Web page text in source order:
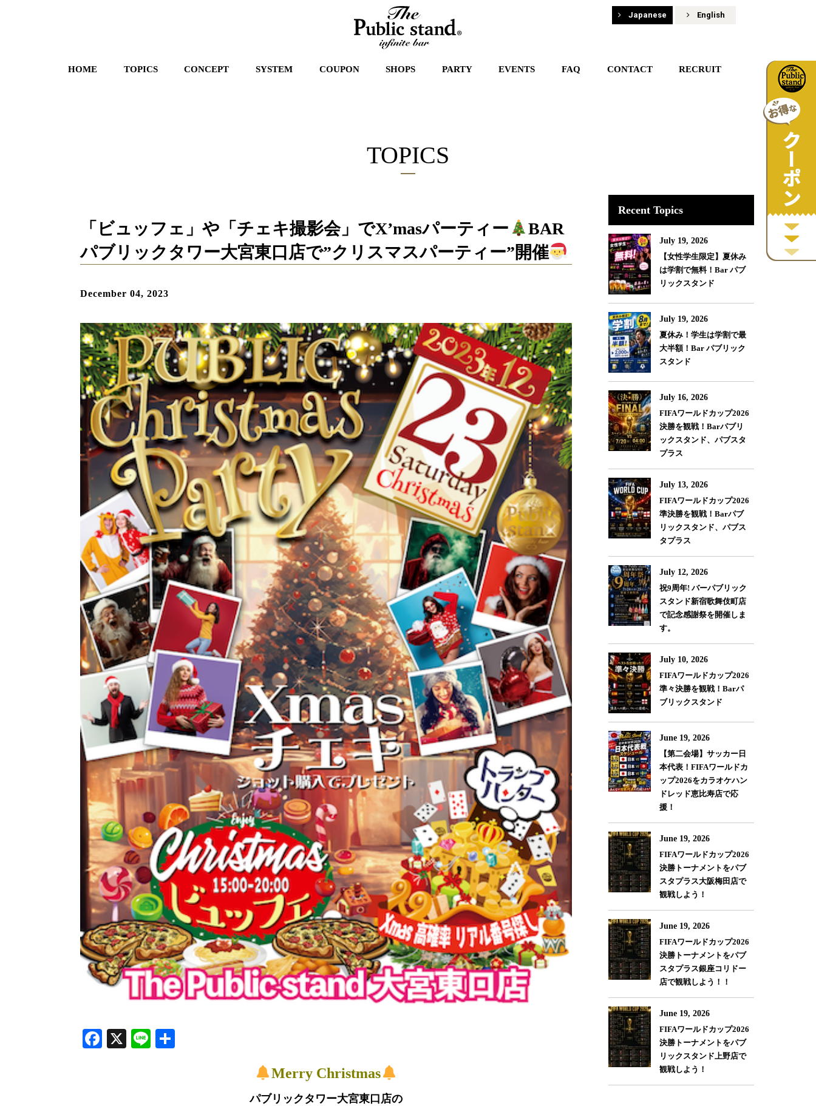
Japanese English
HOME TOPICS CONCEPT SYSTEM COUPON SHOPS PARTY EVENTS FAQ CONTACT RECRUIT
TOPICS
「ビュッフェ」や「チェキ撮影会」でX’masパーティー
BAR
パブリックタワー大宮東口店で”クリスマスパーティー”開催
December 04, 2023
Facebook
X Line
Merry Christmas
パブリックタワー大宮東口店の
Recent Topics
July 19, 2026
【女性学生限定】夏休み
は学割で無料！Bar パブ
リックスタンド
July 19, 2026
夏休み！学生は学割で最
大半額！Bar パブリック
スタンド
July 16, 2026
FIFAワールドカップ2026
決勝を観戦！Barパブリ
ックスタンド、パブスタ
プラス
July 13, 2026
FIFAワールドカップ2026
準決勝を観戦！Barパブ
リックスタンド、パブス
タプラス
July 12, 2026
祝9周年! バーパブリック
スタンド新宿歌舞伎町店
で記念感謝祭を開催しま
す。
July 10, 2026
FIFAワールドカップ2026
準々決勝を観戦！Barパ
ブリックスタンド
June 19, 2026
【第二会場】サッカー日
本代表！FIFAワールドカ
ップ2026をカラオケハン
ドレッド恵比寿店で応
援！
June 19, 2026
FIFAワールドカップ2026
決勝トーナメントをパブ
スタプラス大阪梅田店で
観戦しよう！
June 19, 2026
FIFAワールドカップ2026
決勝トーナメントをパブ
スタプラス銀座コリドー
店で観戦しよう！！
June 19, 2026
FIFAワールドカップ2026
決勝トーナメントをパブ
リックスタンド上野店で
観戦しよう！